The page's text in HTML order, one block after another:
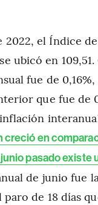
2022, el Índice
ubicó en
fue de
que fue de
creció en
pasado existe
de junio fue
paro de 18 días